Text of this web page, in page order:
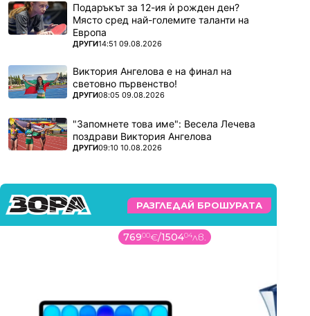
Подаръкът за 12-ия ѝ рожден ден?
Място сред най-големите таланти на
Европа
ПОВЕЧЕ ОТ
ДРУГИ14:51 09.08.2026
Виктория Ангелова е на финал на
световно първенство!
ПОВЕЧЕ ОТ
ДРУГИ08:05 09.08.2026
"Запомнете това име": Весела Лечева
поздрави Виктория Ангелова
ПОВЕЧЕ ОТ
ДРУГИ09:10 10.08.2026
РАЗГЛЕДАЙ БРОШУРАТА
1399€/2737лв.